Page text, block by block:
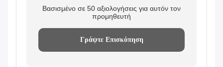
Βασισμένο σε 50 αξιολογήσεις για αυτόν τον
προμηθευτή
Γράψτε Επισκόπηση